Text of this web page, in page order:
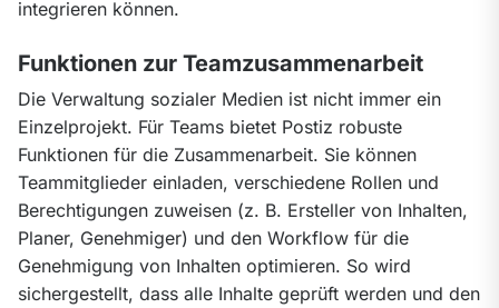
integrieren können.
Funktionen zur Teamzusammenarbeit
Die Verwaltung sozialer Medien ist nicht immer ein
Einzelprojekt. Für Teams bietet Postiz robuste
Funktionen für die Zusammenarbeit. Sie können
Teammitglieder einladen, verschiedene Rollen und
Berechtigungen zuweisen (z. B. Ersteller von Inhalten,
Planer, Genehmiger) und den Workflow für die
Genehmigung von Inhalten optimieren. So wird
sichergestellt, dass alle Inhalte geprüft werden und den